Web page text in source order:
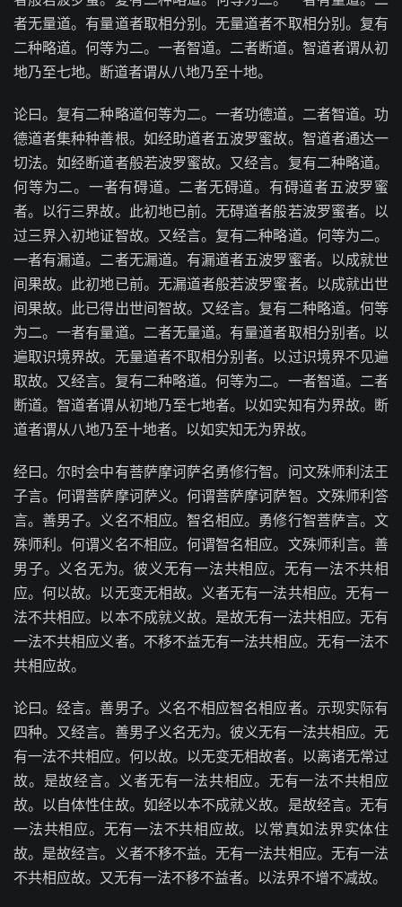
者无量道。有量道者取相分别。无量道者不取相分别。复有
二种略道。何等为二。一者智道。二者断道。智道者谓从初
地乃至七地。断道者谓从八地乃至十地。
论曰。复有二种略道何等为二。一者功德道。二者智道。功
德道者集种种善根。如经助道者五波罗蜜故。智道者通达一
切法。如经断道者般若波罗蜜故。又经言。复有二种略道。
何等为二。一者有碍道。二者无碍道。有碍道者五波罗蜜
者。以行三界故。此初地已前。无碍道者般若波罗蜜者。以
过三界入初地证智故。又经言。复有二种略道。何等为二。
一者有漏道。二者无漏道。有漏道者五波罗蜜者。以成就世
间果故。此初地已前。无漏道者般若波罗蜜者。以成就出世
间果故。此已得出世间智故。又经言。复有二种略道。何等
为二。一者有量道。二者无量道。有量道者取相分别者。以
遍取识境界故。无量道者不取相分别者。以过识境界不见遍
取故。又经言。复有二种略道。何等为二。一者智道。二者
断道。智道者谓从初地乃至七地者。以如实知有为界故。断
道者谓从八地乃至十地者。以如实知无为界故。
经曰。尔时会中有菩萨摩诃萨名勇修行智。问文殊师利法王
子言。何谓菩萨摩诃萨义。何谓菩萨摩诃萨智。文殊师利答
言。善男子。义名不相应。智名相应。勇修行智菩萨言。文
殊师利。何谓义名不相应。何谓智名相应。文殊师利言。善
男子。义名无为。彼义无有一法共相应。无有一法不共相
应。何以故。以无变无相故。义者无有一法共相应。无有一
法不共相应。以本不成就义故。是故无有一法共相应。无有
一法不共相应义者。不移不益无有一法共相应。无有一法不
共相应故。
论曰。经言。善男子。义名不相应智名相应者。示现实际有
四种。又经言。善男子义名无为。彼义无有一法共相应。无
有一法不共相应。何以故。以无变无相故者。以离诸无常过
故。是故经言。义者无有一法共相应。无有一法不共相应
故。以自体性住故。如经以本不成就义故。是故经言。无有
一法共相应。无有一法不共相应故。以常真如法界实体住
故。是故经言。义者不移不益。无有一法共相应。无有一法
不共相应故。又无有一法不移不益者。以法界不增不减故。